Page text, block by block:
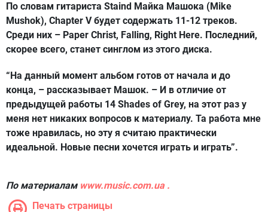
По словам гитариста Staind Майка Машока (Mike
Mushok), Chapter V будет содержать 11-12 треков.
Среди них – Paper Christ, Falling, Right Here. Последний,
скорее всего, станет синглом из этого диска.
“На данный момент альбом готов от начала и до
конца, – рассказывает Машок. – И в отличие от
предыдущей работы 14 Shades of Grey, на этот раз у
меня нет никаких вопросов к материалу. Та работа мне
тоже нравилась, но эту я считаю практически
идеальной. Новые песни хочется играть и играть”.
По материалам www.music.com.ua .
Печать страницы